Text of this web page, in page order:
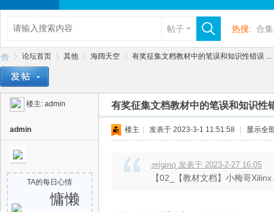
帖子 热搜: 合集
»
论坛首页
›
其他 海阔天空
›
有奖征集文档教材中的笔误和知识性错误 ...
楼主: admin 有奖征集文档教材中的笔误和知识性
admin
TA的每日心情
慵懒
楼主 发表于 2023-3-1 11:51:58 显示全
ꪮriᧁiꪀꪖ 发表于 2023-2-27 16:05
【02_【教材文档】小梅哥